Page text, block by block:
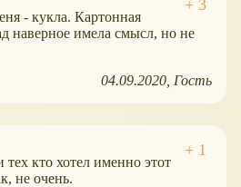
- кукла. Картонная
наверное имела смысл, но не
04.09.2020 Гость
кто хотел именно этот
не очень.